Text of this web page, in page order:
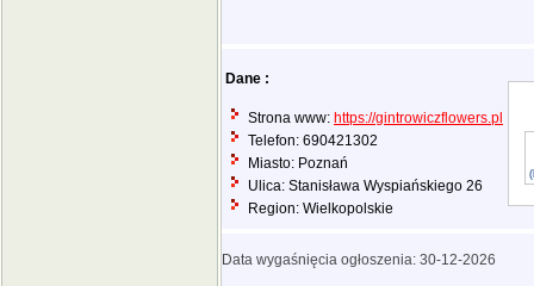
Dane :
Strona www: https://gintrowiczflowers.pl
Telefon: 690421302
Miasto: Poznań
Ulica: Stanisława Wyspiańskiego 26
Region: Wielkopolskie
Data wygaśnięcia ogłoszenia: 30-12-2026